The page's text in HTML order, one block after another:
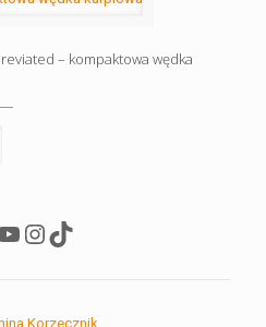
– kompaktowa wędka
Instagram
TikTok